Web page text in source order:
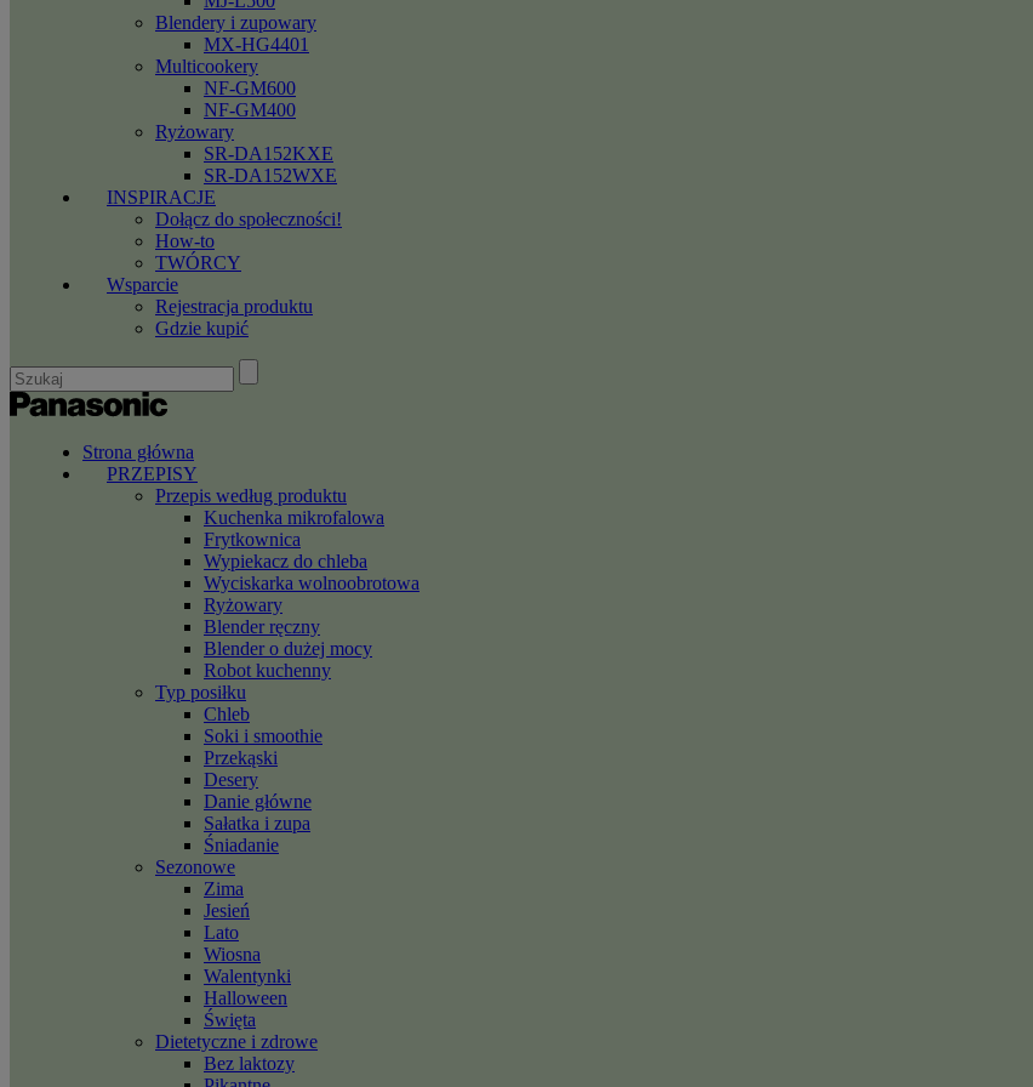
Blendery i zupowary
MX-HG4401
Multicookery
NF-GM600
NF-GM400
Ryżowary
SR-DA152KXE
SR-DA152WXE
INSPIRACJE
Dołącz do społeczności!
How-to
TWÓRCY
Wsparcie
Rejestracja produktu
Gdzie kupić
Strona główna
PRZEPISY
Przepis według produktu
Kuchenka mikrofalowa
Frytkownica
Wypiekacz do chleba
Wyciskarka wolnoobrotowa
Ryżowary
Blender ręczny
Blender o dużej mocy
Robot kuchenny
Typ posiłku
Chleb
Soki i smoothie
Przekąski
Desery
Danie główne
Sałatka i zupa
Śniadanie
Sezonowe
Zima
Jesień
Lato
Wiosna
Walentynki
Halloween
Święta
Dietetyczne i zdrowe
Bez laktozy